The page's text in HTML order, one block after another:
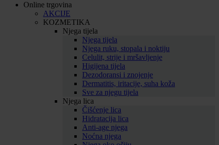
Online trgovina
AKCIJE
KOZMETIKA
Njega tijela
Njega tijela
Njega ruku, stopala i noktiju
Celulit, strije i mršavljenje
Higijena tijela
Dezodoransi i znojenje
Dermatitis, iritacije, suha koža
Sve za njegu tijela
Njega lica
Čišćenje lica
Hidratacija lica
Anti-age njega
Noćna njega